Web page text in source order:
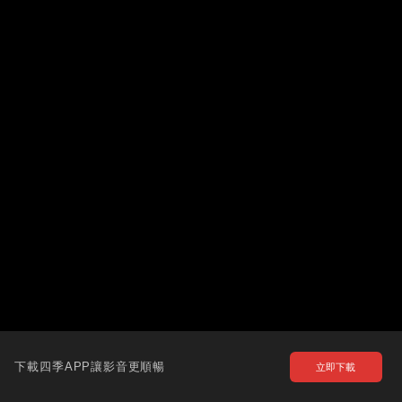
下載四季APP讓影音更順暢 立即下載